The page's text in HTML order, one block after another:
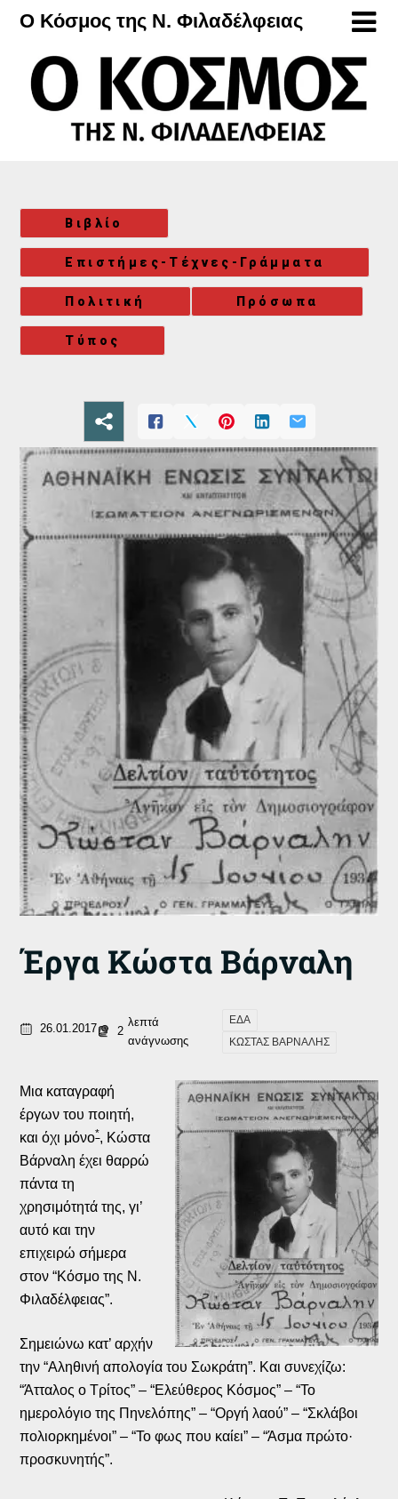
Μετάβαση
περιεχόμενο
Ο Κόσμος της Ν. Φιλαδέλφειας
Βιβλίο
Επιστήμες-Τέχνες-Γράμματα
Πολιτική Πρόσωπα
Τύπος
Έργα Κώστα Βάρναλη
26.01.2017 2
λεπτά
ανάγνωσης
ΕΔΑ
ΚΩΣΤΑΣ ΒΑΡΝΑΛΗΣ
Μια καταγραφή
έργων του ποιητή,
και όχι μόνο*, Κώστα
Βάρναλη έχει θαρρώ
πάντα τη
χρησιμότητά της, γι’
αυτό και την
επιχειρώ σήμερα
στον “Κόσμο της Ν.
Φιλαδέλφειας”.
Σημειώνω κατ’ αρχήν
την “Αληθινή απολογία του Σωκράτη”. Και συνεχίζω:
“Άτταλος ο Τρίτος” – “Ελεύθερος Κόσμος” – “Το
ημερολόγιο της Πηνελόπης” – “Οργή λαού” – “Σκλάβοι
πολιορκημένοι” – “Το φως που καίει” – “Άσμα πρώτο·
προσκυνητής”.